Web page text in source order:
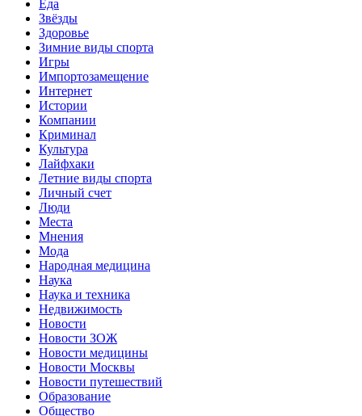
Еда
Звёзды
Здоровье
Зимние виды спорта
Игры
Импортозамещение
Интернет
Истории
Компании
Криминал
Культура
Лайфхаки
Летние виды спорта
Личный счет
Люди
Места
Мнения
Мода
Народная медицина
Наука
Наука и техника
Недвижимость
Новости
Новости ЗОЖ
Новости медицины
Новости Москвы
Новости путешествий
Образование
Общество